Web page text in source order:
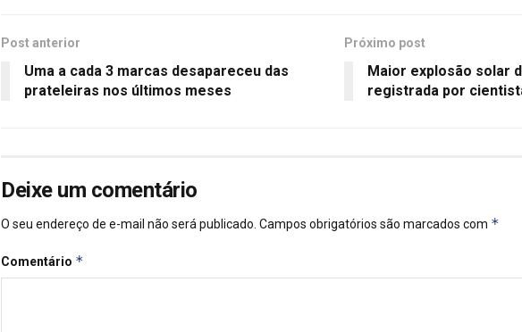
Post anterior
Uma a cada 3 marcas desapareceu das
prateleiras nos últimos meses
Próximo post
Maior explosão solar
registrada por
Deixe um comentário
O seu endereço de e-mail não será publicado. Campos obrigatórios são marcados com *
Comentário *